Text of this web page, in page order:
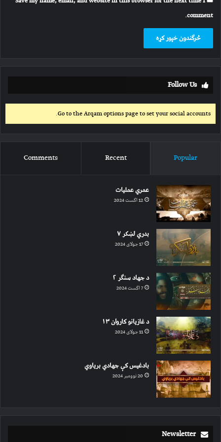
comment.
Follow Us
Go to the Arqam options page to set your social accounts.
Popular
Recent
Comments
عمري عملیات
12 اگست 2024
بدري لښکر ۷
17 جولای 2024
د جهاد سنګر ۲
7 اگست 2024
د غازیانو کاروان ۱۳
11 جولای 2024
بادغیس کې جهادي بریاوي
20 نوومبر 2024
Newsletter